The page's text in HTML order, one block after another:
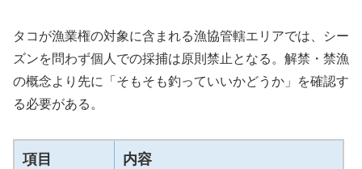
タコが漁業権の対象に含まれる漁協管轄エリアでは、シー
ズンを問わず個人での採捕は原則禁止となる。解禁・禁漁
の概念より先に「そもそも釣っていいかどうか」を確認す
る必要がある。
項目 内容